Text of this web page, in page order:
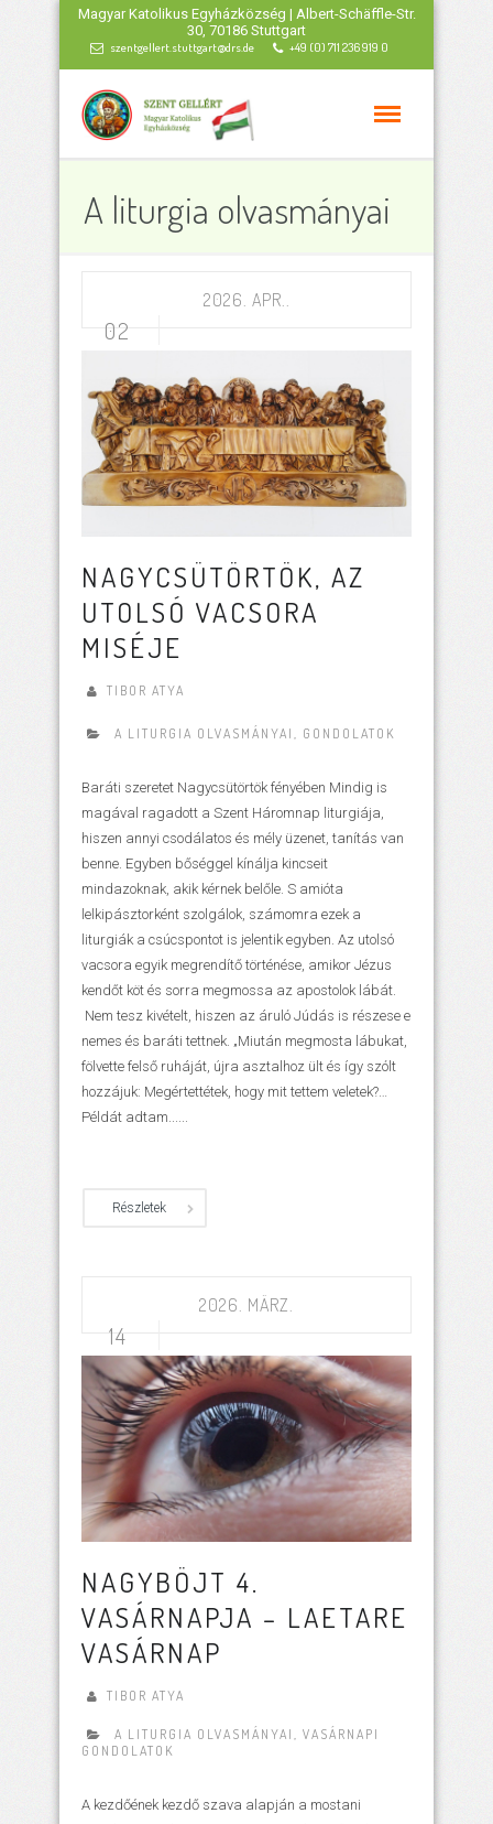
Magyar Katolikus Egyházközség | Albert-Schäffle-Str.
30, 70186 Stuttgart
szentgellert.stuttgart@drs.de +49 (0) 711 236 919 0
A liturgia olvasmányai
2026. APR..
02
NAGYCSÜTÖRTÖK, AZ
UTOLSÓ VACSORA
MISÉJE
TIBOR ATYA
A LITURGIA OLVASMÁNYAI GONDOLATOK
Baráti szeretet Nagycsütörtök fényében Mindig is
magával ragadott a Szent Háromnap liturgiája,
hiszen annyi csodálatos és mély üzenet, tanítás van
benne. Egyben bőséggel kínálja kincseit
mindazoknak, akik kérnek belőle. S amióta
lelkipásztorként szolgálok, számomra ezek a
liturgiák a csúcspontot is jelentik egyben. Az utolsó
vacsora egyik megrendítő történése, amikor Jézus
kendőt köt és sorra megmossa az apostolok lábát.
Nem tesz kivételt, hiszen az áruló Júdás is részese e
nemes és baráti tettnek. „Miután megmosta lábukat,
fölvette felső ruháját, újra asztalhoz ült és így szólt
hozzájuk: Megértettétek, hogy mit tettem veletek?…
Példát adtam......
Részletek
2026. MÄRZ.
14
NAGYBÖJT 4.
VASÁRNAPJA – LAETARE
VASÁRNAP
TIBOR ATYA
A LITURGIA OLVASMÁNYAI
VASÁRNAPI
GONDOLATOK
A kezdőének kezdő szava alapján a mostani